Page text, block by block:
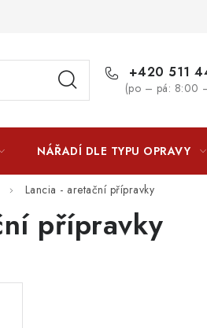
údajú
+420 511
(po – pá: 8:00
NÁŘADÍ DLE TYPU OPRAVY
Lancia - aretační přípravky
přípravky